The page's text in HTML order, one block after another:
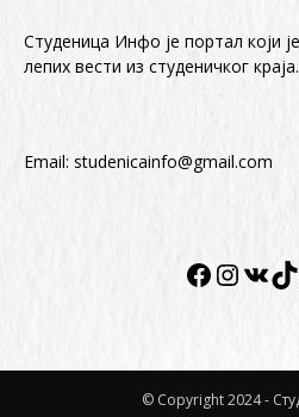
Студеница Инфо је портал који
лепих вести из студеничког краја.
Email: studenicainfo@gmail.com
Facebook
VK
© Copyright 2024 -